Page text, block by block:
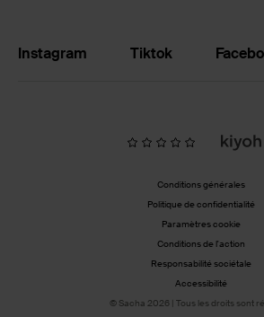
Instagram Tiktok
Conditions générales
Politique de confidentialité
Paramètres cookie
Conditions de l'action
Responsabilité sociétale
Accessibilité
© Sacha 2026 | Tous les droits sont